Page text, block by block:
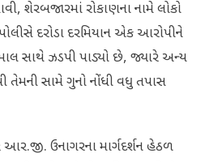
શેરબજારમાં રોકાણના નામે લોકો
દરોડા દરમિયાન એક આરોપીને
સાથે ઝડપી પાડ્યો છે, જ્યારે અન્ય
સામે ગુનો નોંધી વધુ તપાસ
ઉનાગરના માર્ગદર્શન હેઠળ